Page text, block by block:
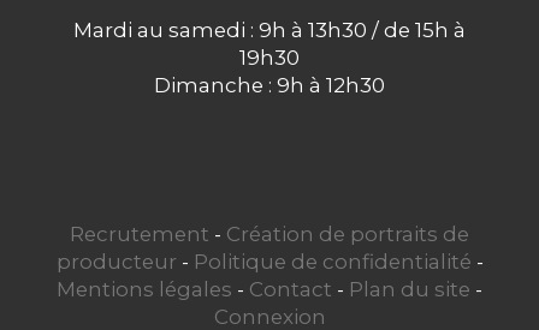
Mardi au samedi : 9h à 13h30 / de 15h à
19h30
Dimanche : 9h à 12h30
Recrutement - Création de portraits de
producteur - Politique de confidentialité -
Mentions légales - Contact - Plan du site -
Connexion